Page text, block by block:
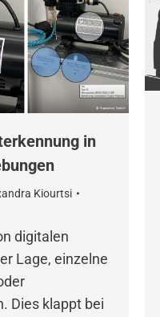
in
Kiourtsi
digitalen
Lage, einzelne
Dies klappt bei